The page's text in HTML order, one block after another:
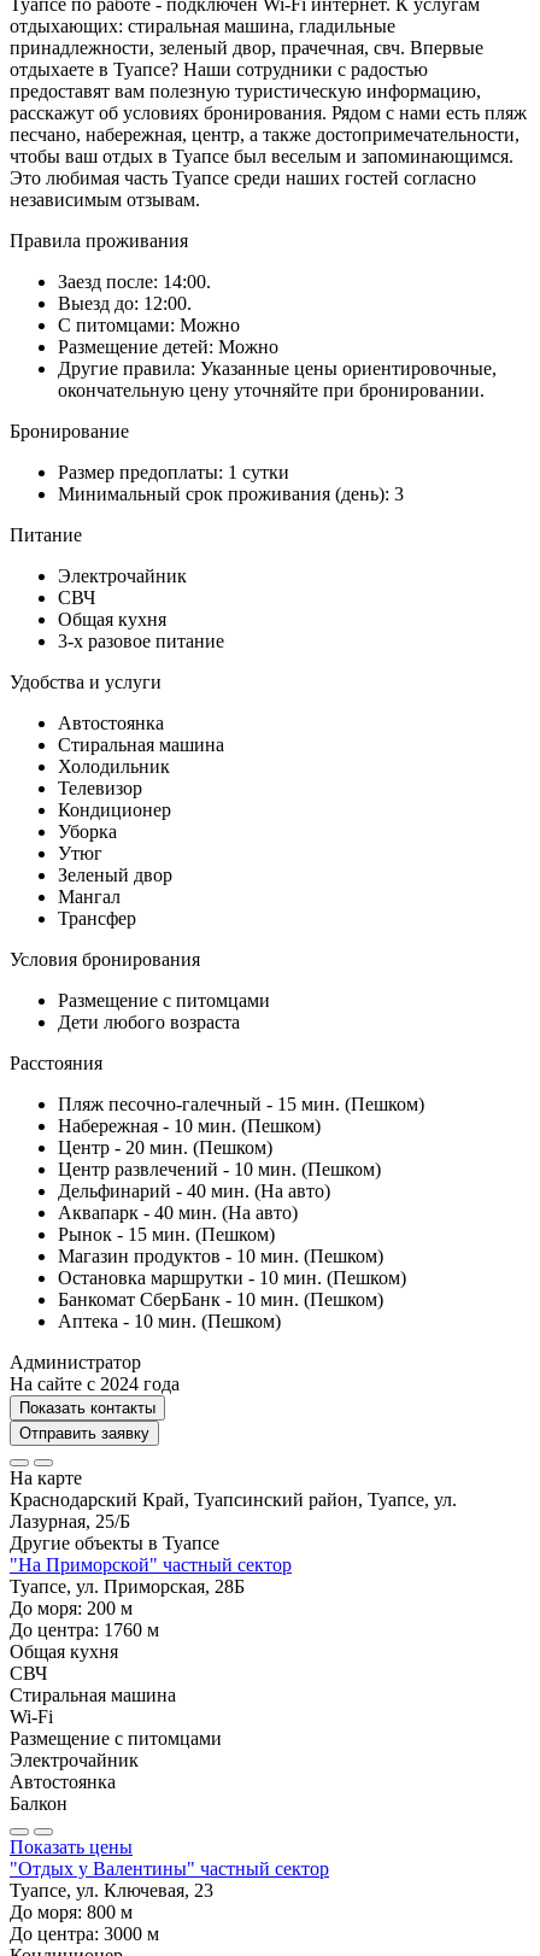
Туапсе по работе - подключен Wi-Fi интернет. К услугам
отдыхающих: стиральная машина, гладильные
принадлежности, зеленый двор, прачечная, свч. Впервые
отдыхаете в Туапсе? Наши сотрудники с радостью
предоставят вам полезную туристическую информацию,
расскажут об условиях бронирования. Рядом с нами есть пляж
песчано, набережная, центр, а также достопримечательности,
чтобы ваш отдых в Туапсе был веселым и запоминающимся.
Это любимая часть Туапсе среди наших гостей согласно
независимым отзывам.
Правила проживания
Заезд после: 14:00.
Выезд до: 12:00.
С питомцами: Можно
Размещение детей: Можно
Другие правила: Указанные цены ориентировочные,
окончательную цену уточняйте при бронировании.
Бронирование
Размер предоплаты: 1 сутки
Минимальный срок проживания (день): 3
Питание
Электрочайник
СВЧ
Общая кухня
3-х разовое питание
Удобства и услуги
Автостоянка
Стиральная машина
Холодильник
Телевизор
Кондиционер
Уборка
Утюг
Зеленый двор
Мангал
Трансфер
Условия бронирования
Размещение с питомцами
Дети любого возраста
Расстояния
Пляж песочно-галечный - 15 мин. (Пешком)
Набережная - 10 мин. (Пешком)
Центр - 20 мин. (Пешком)
Центр развлечений - 10 мин. (Пешком)
Дельфинарий - 40 мин. (На авто)
Аквапарк - 40 мин. (На авто)
Рынок - 15 мин. (Пешком)
Магазин продуктов - 10 мин. (Пешком)
Остановка маршрутки - 10 мин. (Пешком)
Банкомат СберБанк - 10 мин. (Пешком)
Аптека - 10 мин. (Пешком)
Администратор
На сайте с 2024 года
Показать контакты
Отправить заявку
На карте
Краснодарский Край, Туапсинский район, Туапсе, ул.
Лазурная, 25/Б
Другие объекты в Туапсе
"На Приморской" частный сектор
Туапсе, ул. Приморская, 28Б
До моря: 200 м
До центра: 1760 м
Общая кухня
СВЧ
Стиральная машина
Wi-Fi
Размещение с питомцами
Электрочайник
Автостоянка
Балкон
Показать цены
"Отдых у Валентины" частный сектор
Туапсе, ул. Ключевая, 23
До моря: 800 м
До центра: 3000 м